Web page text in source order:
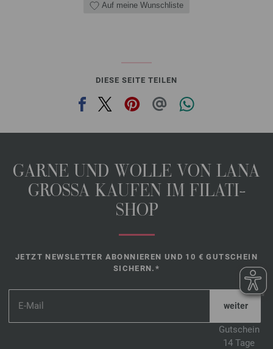
Auf meine Wunschliste
DIESE SEITE TEILEN
GARNE UND WOLLE VON LANA
GROSSA KAUFEN IM FILATI-
SHOP
JETZT NEWSLETTER ABONNIEREN UND 10 € GUTSCHEIN
SICHERN.*
*
Gutschein
14 Tage